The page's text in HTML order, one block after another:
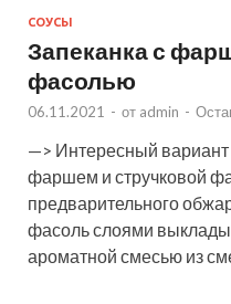
СОУСЫ
Запеканка с
фасолью
06.11.2021 - от admin -
—> Интересный вариант
фаршем и стручковой
предварительного
фасоль слоями
ароматной смесью из